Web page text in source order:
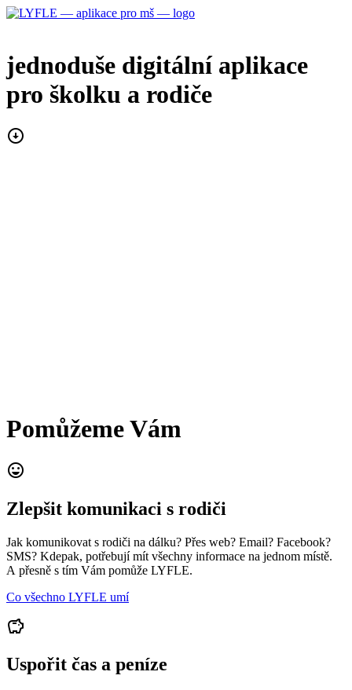
jednoduše digitální aplikace
pro školku a rodiče
arrow_circle_down
Pomůžeme Vám
sentiment_very_satisfied
Zlepšit komunikaci s rodiči
Jak komunikovat s rodiči na dálku? Přes web? Email? Facebook?
SMS? Kdepak, potřebují mít všechny informace na jednom místě.
A přesně s tím Vám pomůže LYFLE.
Co všechno LYFLE umí
savings
Uspořit čas a peníze